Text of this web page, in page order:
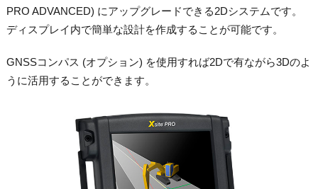
PRO ADVANCED) にアップグレードできる2Dシステムです。
ディスプレイ内で簡単な設計を作成することが可能です。
GNSSコンパス (オプション) を使用すれば2Dで有ながら3Dのよ
うに活用することができます。